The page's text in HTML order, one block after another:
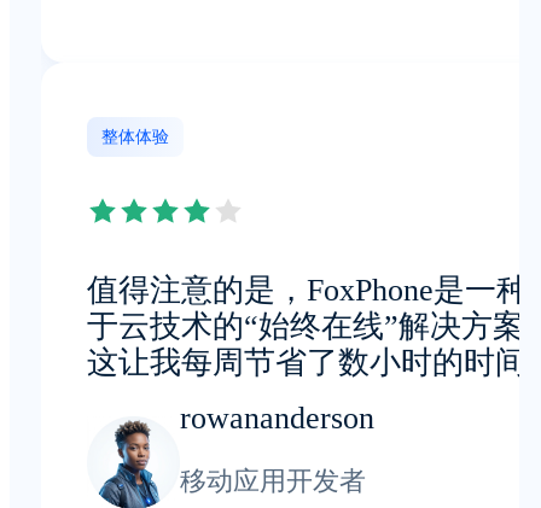
整体体验
值得注意的是，FoxPhone是一种
于云技术的“始终在线”解决方案
这让我每周节省了数小时的时间
rowananderson
移动应用开发者